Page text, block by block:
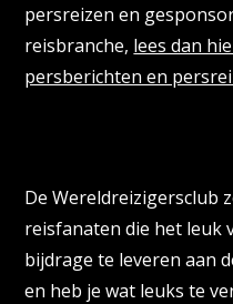
persreizen en
reisbranche, lees dan
persberichten en
De Wereldreizigersclub
reisfanaten die het leuk
bijdrage te leveren aan
en heb je wat leuks te